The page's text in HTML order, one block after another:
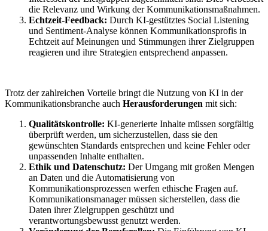
die Relevanz und Wirkung der Kommunikationsmaßnahmen.
Echtzeit-Feedback: Durch KI-gestütztes Social Listening
und Sentiment-Analyse können Kommunikationsprofis in
Echtzeit auf Meinungen und Stimmungen ihrer Zielgruppen
reagieren und ihre Strategien entsprechend anpassen.
Trotz der zahlreichen Vorteile bringt die Nutzung von KI in der
Kommunikationsbranche auch Herausforderungen mit sich:
Qualitätskontrolle: KI-generierte Inhalte müssen sorgfältig
überprüft werden, um sicherzustellen, dass sie den
gewünschten Standards entsprechen und keine Fehler oder
unpassenden Inhalte enthalten.
Ethik und Datenschutz: Der Umgang mit großen Mengen
an Daten und die Automatisierung von
Kommunikationsprozessen werfen ethische Fragen auf.
Kommunikationsmanager müssen sicherstellen, dass die
Daten ihrer Zielgruppen geschützt und
verantwortungsbewusst genutzt werden.